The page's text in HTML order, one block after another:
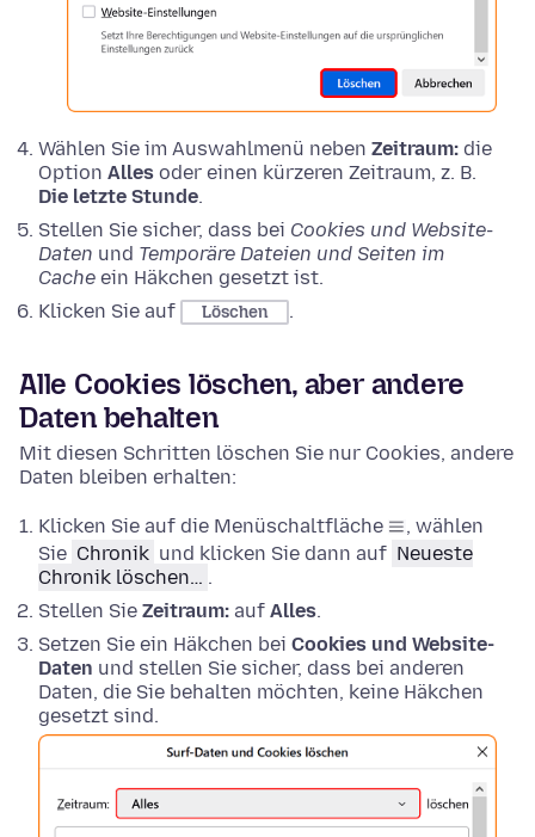
Wählen Sie im Auswahlmenü neben Zeitraum: die
Option Alles oder einen kürzeren Zeitraum, z. B.
Die letzte Stunde.
Stellen Sie sicher, dass bei Cookies und Website-
Daten und Temporäre Dateien und Seiten im
Cache ein Häkchen gesetzt ist.
Klicken Sie auf
Löschen .
Alle Cookies löschen, aber andere
Daten behalten
Mit diesen Schritten löschen Sie nur Cookies, andere
Daten bleiben erhalten:
Klicken Sie auf die Menüschaltfläche
, wählen
Sie Chronik und klicken Sie dann auf Neueste
Chronik löschen… .
Stellen Sie Zeitraum: auf Alles.
Setzen Sie ein Häkchen bei Cookies und Website-
Daten und stellen Sie sicher, dass bei anderen
Daten, die Sie behalten möchten, keine Häkchen
gesetzt sind.